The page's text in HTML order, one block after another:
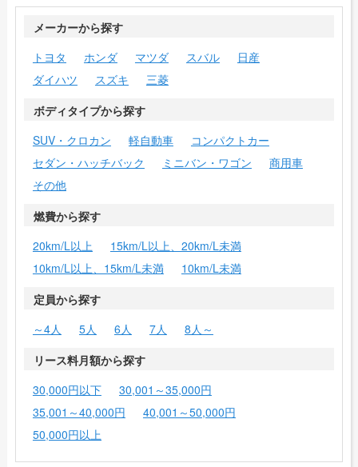
メーカーから探す
トヨタ
ホンダ マツダ スバル
日産
ダイハツ
スズキ
三菱
ボディタイプから探す
SUV・クロカン
軽自動車
コンパクトカー
セダン・ハッチバック
ミニバン・ワゴン
商用車
その他
燃費から探す
20km/L以上
15km/L以上、20km/L未満
10km/L以上、15km/L未満
10km/L未満
定員から探す
～4人
5人 6人 7人
8人～
リース料月額から探す
30,000円以下
30,001～35,000円
35,001～40,000円
40,001～50,000円
50,000円以上